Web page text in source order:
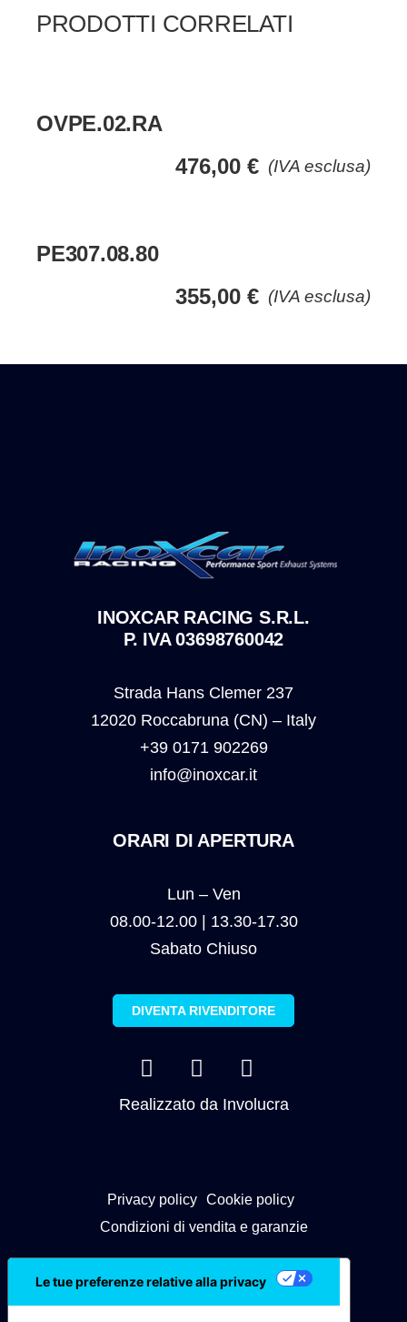
PRODOTTI CORRELATI
OVPE.02.RA
(IVA esclusa)
476,00 €
PE307.08.80
(IVA esclusa)
355,00 €
INOXCAR RACING S.R.L.
P. IVA 03698760042
Strada Hans Clemer 237
12020 Roccabruna (CN) – Italy
+39 0171 902269
info@inoxcar.it
ORARI DI APERTURA
Lun – Ven
08.00-12.00 | 13.30-17.30
Sabato Chiuso
DIVENTA RIVENDITORE
Realizzato da Involucra
Privacy policy Cookie policy
Condizioni di vendita e garanzie
Le tue preferenze relative alla privacy